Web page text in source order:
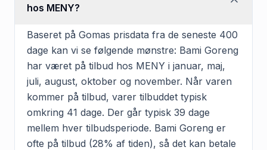
hos MENY?
Baseret på Gomas prisdata fra de seneste 400
dage kan vi se følgende mønstre: Bami Goreng
har været på tilbud hos MENY i januar, maj,
juli, august, oktober og november. Når varen
kommer på tilbud, varer tilbuddet typisk
omkring 41 dage. Der går typisk 39 dage
mellem hver tilbudsperiode. Bami Goreng er
ofte på tilbud (28% af tiden), så det kan betale